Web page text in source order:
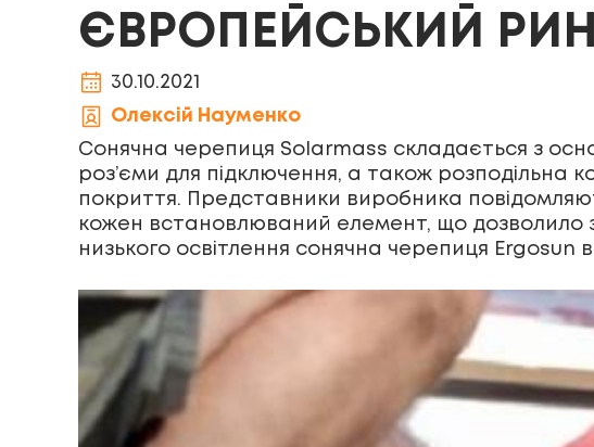
ЄВРОПЕЙСЬКИЙ
30.10.2021
Олексій Науменко
Сонячна черепиця Solarmass складається з
роз’єми для підключення, а також розподільна
покриття. Представники виробника
кожен встановлюваний елемент, що дозволило
низького освітлення сонячна черепиця Ergosun